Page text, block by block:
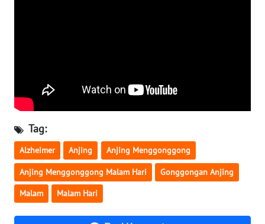
Tag:
Alzheimer Anjing Anjing Menggonggong
Anjing Menggonggong Malam Hari Gonggongan Anjing
Malam Malam Hari
SERAMBI
JAMBI
WN
SULTRA